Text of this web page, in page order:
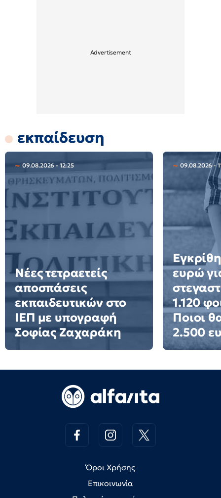
εκπαίδευση
09.08.2026 - 12:25
Νέες τετραετείς
αποσπάσεις
εκπαιδευτικών στο
ΙΕΠ με υπογραφή
Σοφίας Ζαχαράκη
09.08.2026 -
ευρώ
1.120
Ποιοι
2.500
Όροι Χρήσης
Επικοινωνία